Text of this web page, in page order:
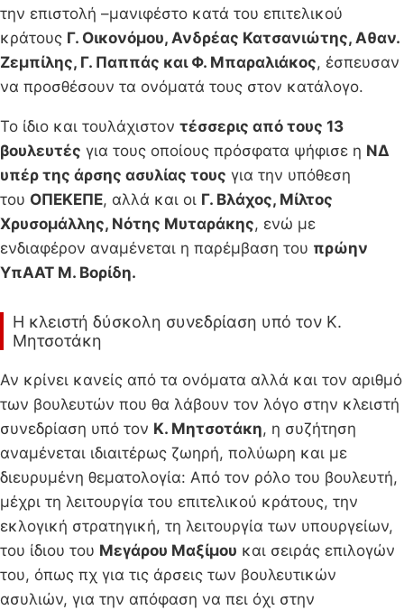
την επιστολή –μανιφέστο κατά του επιτελικού
κράτους Γ. Οικονόμου, Ανδρέας Κατσανιώτης, Αθαν.
Ζεμπίλης, Γ. Παππάς και Φ. Μπαραλιάκος, έσπευσαν
να προσθέσουν τα ονόματά τους στον κατάλογο.
Το ίδιο και τουλάχιστον τέσσερις από τους 13
βουλευτές για τους οποίους πρόσφατα ψήφισε η ΝΔ
υπέρ της άρσης ασυλίας τους για την υπόθεση
του ΟΠΕΚΕΠΕ, αλλά και οι Γ. Βλάχος, Μίλτος
Χρυσομάλλης, Νότης Μυταράκης, ενώ με
ενδιαφέρον αναμένεται η παρέμβαση του πρώην
ΥπΑΑΤ Μ. Βορίδη.
Η κλειστή δύσκολη συνεδρίαση υπό τον Κ.
Μητσοτάκη
Αν κρίνει κανείς από τα ονόματα αλλά και τον αριθμό
των βουλευτών που θα λάβουν τον λόγο στην κλειστή
συνεδρίαση υπό τον Κ. Μητσοτάκη, η συζήτηση
αναμένεται ιδιαιτέρως ζωηρή, πολύωρη και με
διευρυμένη θεματολογία: Από τον ρόλο του βουλευτή,
μέχρι τη λειτουργία του επιτελικού κράτους, την
εκλογική στρατηγική, τη λειτουργία των υπουργείων,
του ίδιου του Μεγάρου Μαξίμου και σειράς επιλογών
του, όπως πχ για τις άρσεις των βουλευτικών
ασυλιών, για την απόφαση να πει όχι στην